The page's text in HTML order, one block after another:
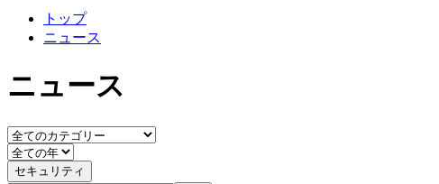
トップ
ニュース
ニュース
セキュリティ